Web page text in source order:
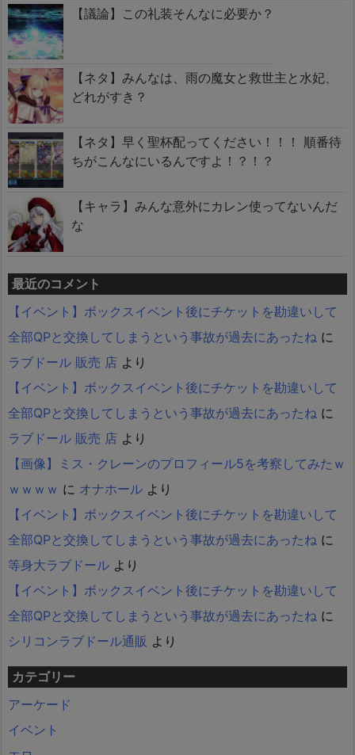
【議論】この礼装そんなに必要か？
【ネタ】みんなは、雨の魔女と救世主と水妃、
どれがすき？
【ネタ】早く聖杯配ってください！！！ 順番待
ちがこんなにいるんですよ！？！？
【キャラ】みんな意外にカレン使ってないんだ
な
最近のコメント
【イベント】ボックスイベント後にチケットを勘違いして
全部QPと交換してしまうという事故が過去にあったね に
ラブドール 販売 店 より
【イベント】ボックスイベント後にチケットを勘違いして
全部QPと交換してしまうという事故が過去にあったね に
ラブドール 販売 店 より
【画像】ミス・クレーンのプロフィール5を考察してみたｗ
ｗｗｗｗ に オナホール より
【イベント】ボックスイベント後にチケットを勘違いして
全部QPと交換してしまうという事故が過去にあったね に
等身大ラブドール より
【イベント】ボックスイベント後にチケットを勘違いして
全部QPと交換してしまうという事故が過去にあったね に
シリコンラブドール通販 より
カテゴリー
アーケード
イベント